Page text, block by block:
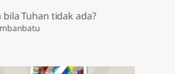
bila Tuhan tidak ada?